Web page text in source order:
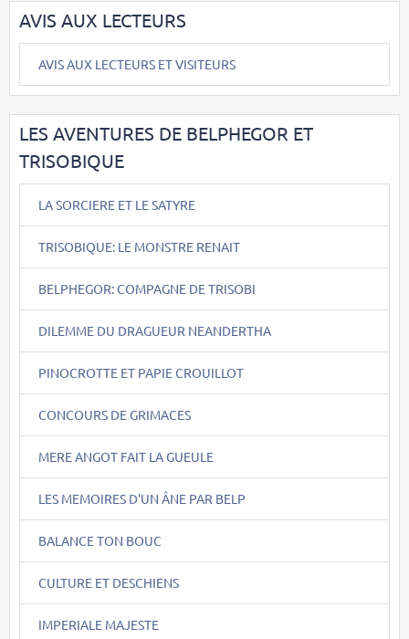
AVIS AUX LECTEURS
AVIS AUX LECTEURS ET VISITEURS
LES AVENTURES DE BELPHEGOR ET
TRISOBIQUE
LA SORCIERE ET LE SATYRE
TRISOBIQUE: LE MONSTRE RENAIT
BELPHEGOR: COMPAGNE DE TRISOBI
DILEMME DU DRAGUEUR NEANDERTHA
PINOCROTTE ET PAPIE CROUILLOT
CONCOURS DE GRIMACES
MERE ANGOT FAIT LA GUEULE
LES MEMOIRES D'UN ÂNE PAR BELP
BALANCE TON BOUC
CULTURE ET DESCHIENS
IMPERIALE MAJESTE